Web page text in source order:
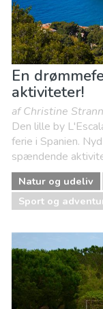
En
aktiviteter!
af Christine
Den lille by
ferie i Spanien.
spændende
Natur og udeliv
Sport og